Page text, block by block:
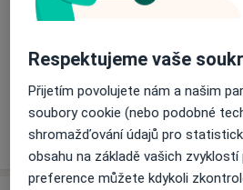
Na teto adrese lékař přijímá
Detaily
Více
o
Respektujeme vaše
Přijetím povolujete nám a našim
soubory cookie (nebo podobné
shromažďování údajů pro
obsahu na základě vašich zvyklostí
preference můžete kdykoli